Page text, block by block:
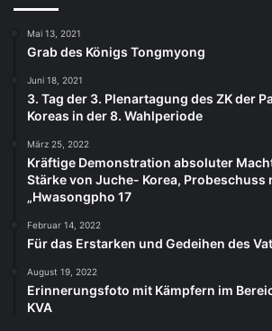
Mai 13, 2021
Grab des Königs Tongmyong
Juni 18, 2021
3. Tag der 3. Plenartagung des ZK der
Koreas in der 8. Wahlperiode
März 25, 2022
Kräftige Demonstration absoluter
Stärke von Juche- Korea, Probeschuss
„Hwasongpho 17
Februar 14, 2022
Für das Erstarken und Gedeihen des
August 19, 2022
Erinnerungsfoto mit Kämpfern im
KVA